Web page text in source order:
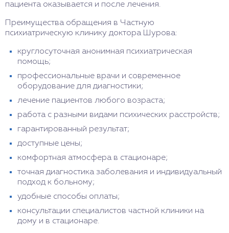
пациента оказывается и после лечения.
Преимущества обращения в Частную
психиатрическую клинику доктора Шурова:
круглосуточная анонимная психиатрическая
помощь;
профессиональные врачи и современное
оборудование для диагностики;
лечение пациентов любого возраста;
работа с разными видами психических расстройств;
гарантированный результат;
доступные цены;
комфортная атмосфера в стационаре;
точная диагностика заболевания и индивидуальный
подход к больному;
удобные способы оплаты;
консультации специалистов частной клиники на
дому и в стационаре.